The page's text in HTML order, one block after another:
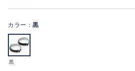
カラー： 黒
黒